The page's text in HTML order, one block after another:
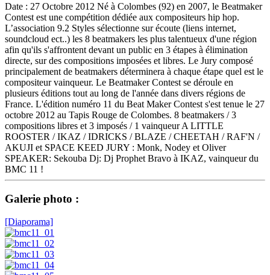
Date : 27 Octobre 2012 Né à Colombes (92) en 2007, le Beatmaker
Contest est une compétition dédiée aux compositeurs hip hop.
L’association 9.2 Styles sélectionne sur écoute (liens internet,
soundcloud ect..) les 8 beatmakers les plus talentueux d'une région
afin qu'ils s'affrontent devant un public en 3 étapes à élimination
directe, sur des compositions imposées et libres. Le Jury composé
principalement de beatmakers déterminera à chaque étape quel est le
compositeur vainqueur. Le Beatmaker Contest se déroule en
plusieurs éditions tout au long de l'année dans divers régions de
France. L'édition numéro 11 du Beat Maker Contest s'est tenue le 27
octobre 2012 au Tapis Rouge de Colombes. 8 beatmakers / 3
compositions libres et 3 imposés / 1 vainqueur A LITTLE
ROOSTER / IKAZ / IDRICKS / BLAZE / CHEETAH / RAF'N /
AKUJI et SPACE KEED JURY : Monk, Nodey et Oliver
SPEAKER: Sekouba Dj: Dj Prophet Bravo à IKAZ, vainqueur du
BMC 11 !
Galerie photo :
[Diaporama]